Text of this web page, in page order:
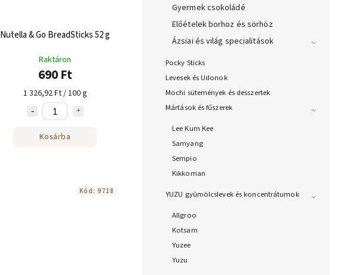
Gyermek csokoládé
Előételek borhoz és sörhöz
Ázsiai és világ specialitások
Pocky Sticks
Levesek és Udonok
Mochi sütemények és desszertek
Mártások és fűszerek
Lee Kum Kee
Samyang
Sempio
Kikkoman
YUZU gyümölcslevek és koncentrátumok
Allgroo
Kotsam
Yuzee
Yuzu
Nutella & Go BreadSticks 52 g
Raktáron
690 Ft
1 326,92 Ft / 100 g
Kosárba
Kód: 9718